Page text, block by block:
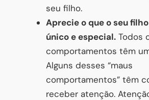
seu filho.
Aprecie o que o seu
único e especial. Todos
comportamentos têm
Alguns desses “maus
comportamentos” têm
receber atenção.